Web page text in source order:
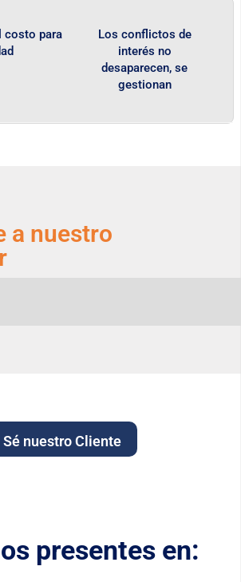
costo para
Los conflictos de
interés no
desaparecen, se
gestionan
a nuestro
Sé nuestro Cliente
presentes en: